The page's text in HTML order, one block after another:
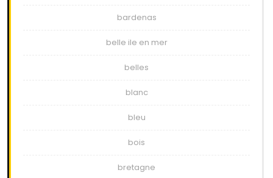
bardenas
belle ile en mer
belles
blanc
bleu
bois
bretagne